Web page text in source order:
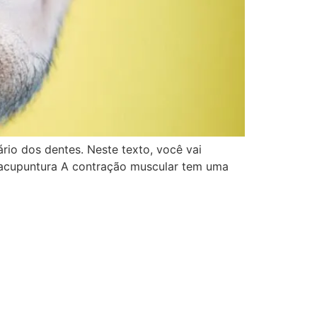
dos dentes. Neste texto, você vai
A contração muscular tem uma